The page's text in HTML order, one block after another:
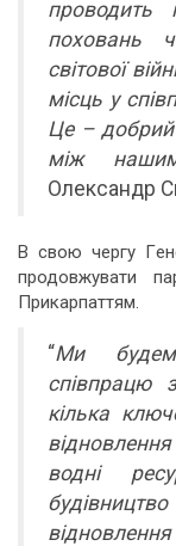
проводить
поховань
світової
місць у
Це – добрий
між
Олександр
В свою чергу
продовжувати
Прикарпаттям.
“Ми
співпрацю
кілька
водні